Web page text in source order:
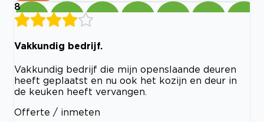
8
Vakkundig bedrijf.
Vakkundig bedrijf die mijn openslaande deuren
heeft geplaatst en nu ook het kozijn en deur in
de keuken heeft vervangen.
Offerte / inmeten